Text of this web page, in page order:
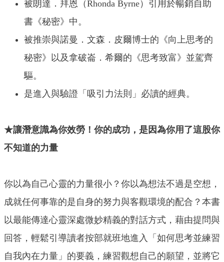
被朗達．拜恩（Rhonda Byrne）引用於暢銷自助
書《秘密》中。
被推崇與諾曼．文森．皮爾博士的《向上思考的
秘密》以及拿破崙．希爾的《思考致富》並駕齊
驅。
是進入與驗證「吸引力法則」必讀的經典。
★讓潛意識為你效勞！你的成功，是因為你用了這股你
不知道的力量
你以為自己心靈的力量很小？你以為想法不過是空想，
成就任何事靠的是自身的努力與客觀環境的配合？本書
以最能傳達心靈深處微妙精義的對話方式，藉由提問與
回答，輕鬆引導讀者按部就班地進入「如何思考並練習
自我內在力量」的要義，練習觀想自己的願望，並將它